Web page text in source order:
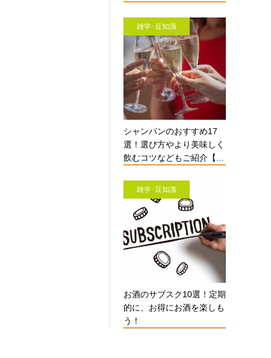
雑学･豆知識
シャンパンのおすすめ17
選！選び方やより美味しく
飲むコツなどもご紹介【...
雑学･豆知識
お酒のサブスク10選！定期
的に、お得にお酒を楽しも
う！